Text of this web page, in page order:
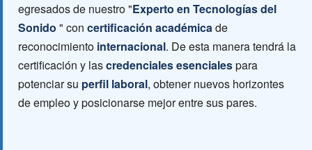
egresados de nuestro "Experto en Tecnologías del
Sonido " con certificación académicade
reconocimiento internacional. De esta manera tendrá la
certificación y lascredenciales esencialespara
potenciar su perfil laboral, obtener nuevos horizontes
de empleo y posicionarse mejor entre sus pares.